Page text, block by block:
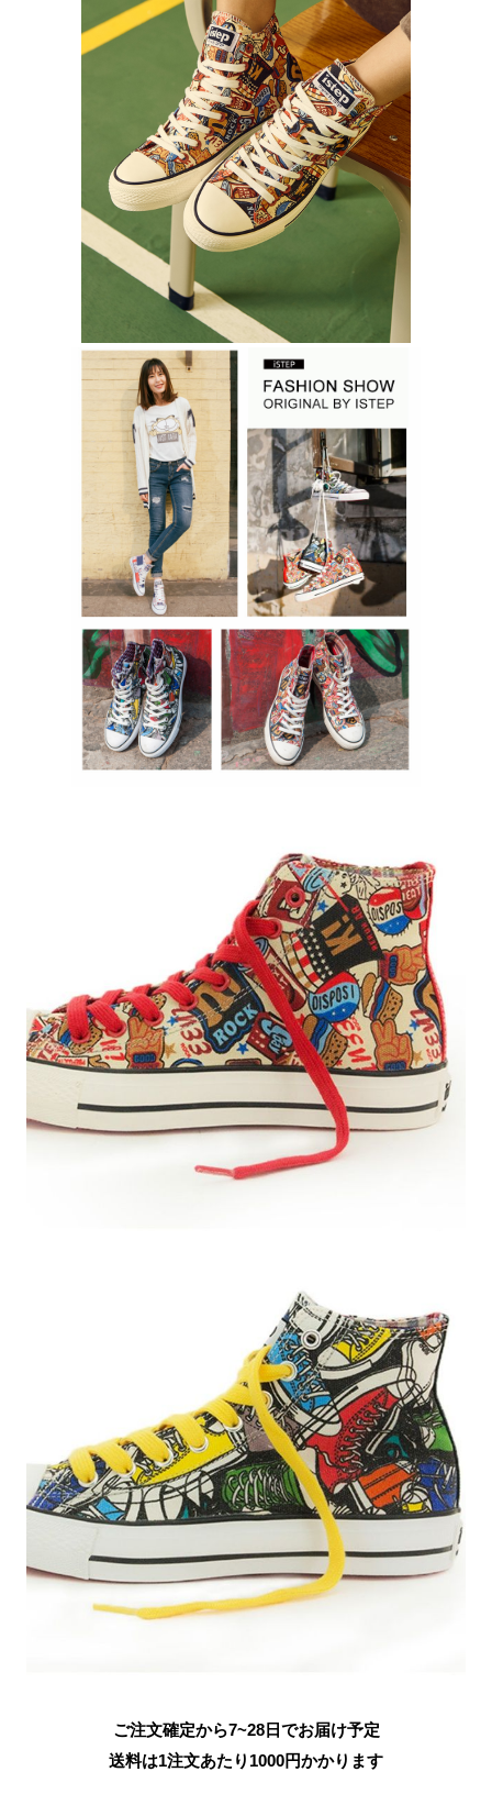
ご注文確定から7~28日でお届け予定
送料は1注文あたり 1000円かかります